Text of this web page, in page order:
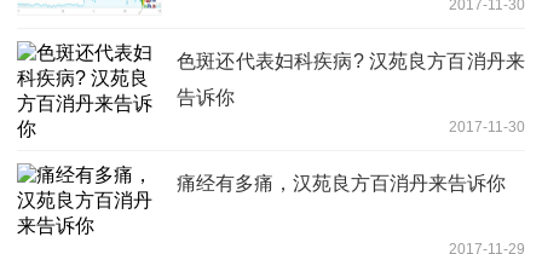
2017-11-30
色斑还代表妇科疾病? 汉苑良方百消丹来
告诉你
2017-11-30
痛经有多痛，汉苑良方百消丹来告诉你
2017-11-29